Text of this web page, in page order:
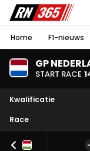
Home F1-nieuws
GP
START RACE
Kwalificatie
Race